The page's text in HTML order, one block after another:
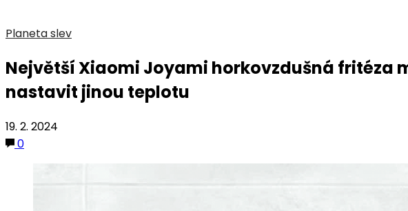
Planeta slev
Největší Xiaomi Joyami horkovzdušná fritéza
nastavit jinou teplotu
19. 2. 2024
0